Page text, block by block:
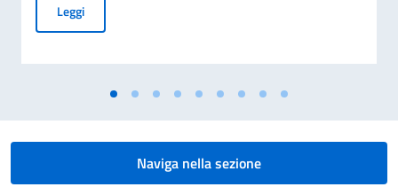
LeggiAvviso di pubblicità per contributi a soggetti privati per
Naviga nella sezione